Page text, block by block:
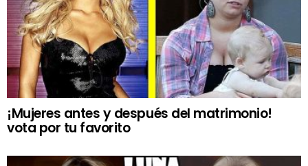
¡Mujeres antes y después del matrimonio!
vota por tu favorito